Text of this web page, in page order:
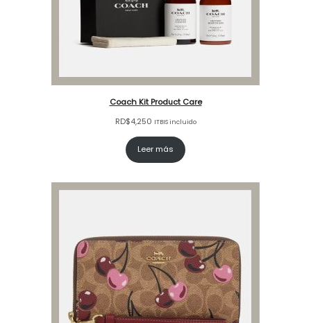
Coach Kit Product Care
RD$4,250 ITBIS incluido
Leer más